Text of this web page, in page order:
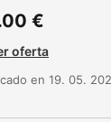
€
oferta
en 19. 05.